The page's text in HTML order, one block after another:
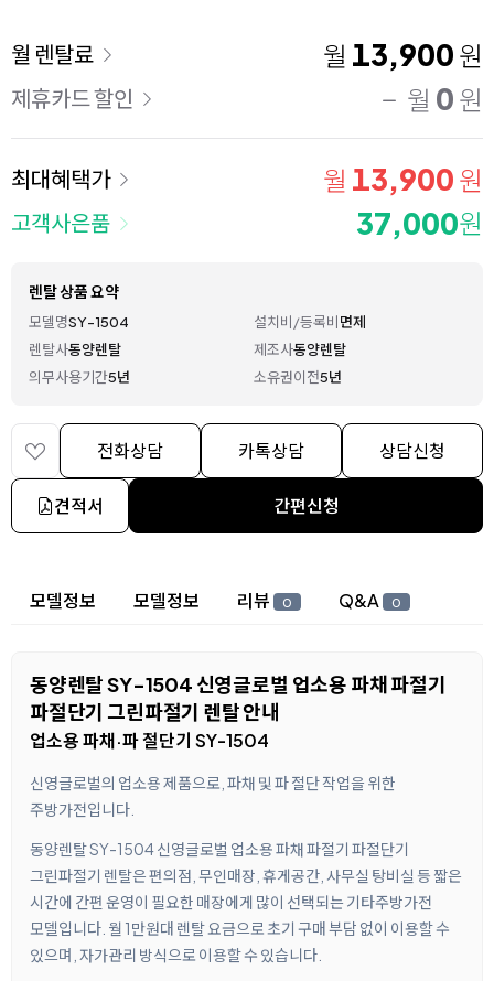
이용 요금
월 렌탈료 월 13,900 원
제휴카드 할인 월 0 원
최대혜택가 월 13,900 원
고객사은품 37,000원
렌탈 상품 요약
모델명SY-1504 설치비/등록비면제
렌탈사동양렌탈 제조사동양렌탈
의무사용기간5년 소유권이전5년
전화상담 카톡상담 상담신청
견적서 간편신청
상세 정보
모델정보 모델정보 리뷰 0 Q&A 0
동양렌탈 SY-1504 신영글로벌 업소용 파채 파절기
파절단기 그린파절기 렌탈 안내
업소용 파채·파 절단기 SY-1504
신영글로벌의 업소용 제품으로, 파채 및 파 절단 작업을 위한
주방가전입니다.
동양렌탈 SY-1504 신영글로벌 업소용 파채 파절기 파절단기
그린파절기 렌탈은 편의점, 무인매장, 휴게공간, 사무실 탕비실 등 짧은
시간에 간편 운영이 필요한 매장에게 많이 선택되는 기타주방가전
모델입니다. 월 1만원대 렌탈 요금으로 초기 구매 부담 없이 이용할 수
있으며, 자가관리 방식으로 이용할 수 있습니다.